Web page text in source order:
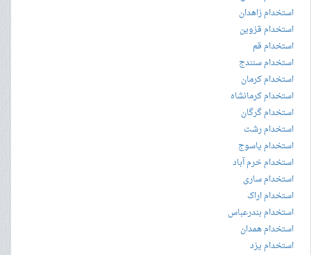
استخدام زاهدان
استخدام قزوین
استخدام قم
استخدام سنندج
استخدام کرمان
استخدام کرمانشاه
استخدام گرگان
استخدام رشت
استخدام یاسوج
استخدام خرم آباد
استخدام ساری
استخدام اراک
استخدام بندرعباس
استخدام همدان
استخدام یزد